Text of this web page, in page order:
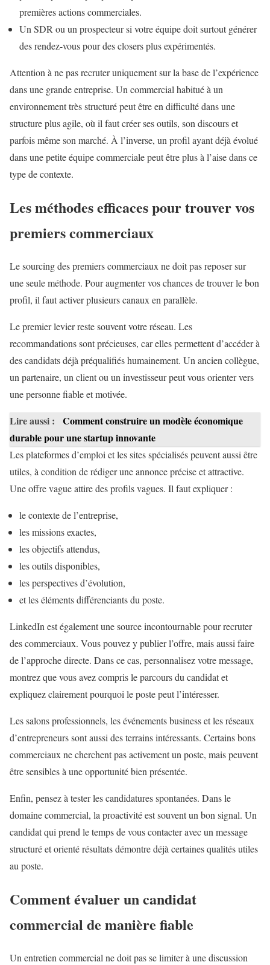
premières actions commerciales.
Un SDR ou un prospecteur si votre équipe doit surtout générer
des rendez-vous pour des closers plus expérimentés.
Attention à ne pas recruter uniquement sur la base de l’expérience
dans une grande entreprise. Un commercial habitué à un
environnement très structuré peut être en difficulté dans une
structure plus agile, où il faut créer ses outils, son discours et
parfois même son marché. À l’inverse, un profil ayant déjà évolué
dans une petite équipe commerciale peut être plus à l’aise dans ce
type de contexte.
Les méthodes efficaces pour trouver vos
premiers commerciaux
Le sourcing des premiers commerciaux ne doit pas reposer sur
une seule méthode. Pour augmenter vos chances de trouver le bon
profil, il faut activer plusieurs canaux en parallèle.
Le premier levier reste souvent votre réseau. Les
recommandations sont précieuses, car elles permettent d’accéder à
des candidats déjà préqualifiés humainement. Un ancien collègue,
un partenaire, un client ou un investisseur peut vous orienter vers
une personne fiable et motivée.
Lire aussi :
Comment construire un modèle économique
durable pour une startup innovante
Les plateformes d’emploi et les sites spécialisés peuvent aussi être
utiles, à condition de rédiger une annonce précise et attractive.
Une offre vague attire des profils vagues. Il faut expliquer :
le contexte de l’entreprise,
les missions exactes,
les objectifs attendus,
les outils disponibles,
les perspectives d’évolution,
et les éléments différenciants du poste.
LinkedIn est également une source incontournable pour recruter
des commerciaux. Vous pouvez y publier l’offre, mais aussi faire
de l’approche directe. Dans ce cas, personnalisez votre message,
montrez que vous avez compris le parcours du candidat et
expliquez clairement pourquoi le poste peut l’intéresser.
Les salons professionnels, les événements business et les réseaux
d’entrepreneurs sont aussi des terrains intéressants. Certains bons
commerciaux ne cherchent pas activement un poste, mais peuvent
être sensibles à une opportunité bien présentée.
Enfin, pensez à tester les candidatures spontanées. Dans le
domaine commercial, la proactivité est souvent un bon signal. Un
candidat qui prend le temps de vous contacter avec un message
structuré et orienté résultats démontre déjà certaines qualités utiles
au poste.
Comment évaluer un candidat
commercial de manière fiable
Un entretien commercial ne doit pas se limiter à une discussion